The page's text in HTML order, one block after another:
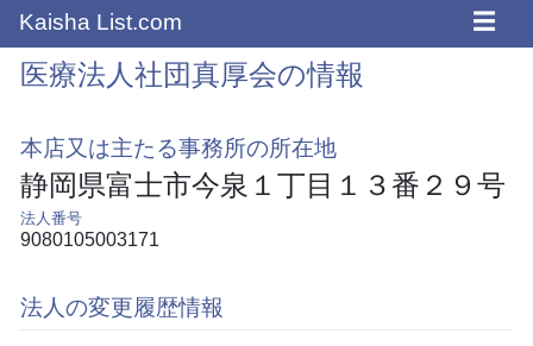
Kaisha List.com ☰
医療法人社団真厚会の情報
本店又は主たる事務所の所在地
静岡県富士市今泉１丁目１３番２９号
法人番号
9080105003171
法人の変更履歴情報